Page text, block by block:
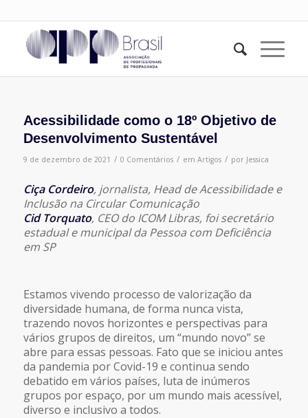
Acessibilidade como o 18º Objetivo de
Desenvolvimento Sustentável
9 de dezembro de 2021 / 0 Comentários / em Artigos / por Jessica
Ciça Cordeiro, jornalista, Head de Acessibilidade e
Inclusão na Circular Comunicação
Cid Torquato, CEO do ICOM Libras, foi secretário
estadual e municipal da Pessoa com Deficiência
em SP
Estamos vivendo processo de valorização da
diversidade humana, de forma nunca vista,
trazendo novos horizontes e perspectivas para
vários grupos de direitos, um “mundo novo” se
abre para essas pessoas. Fato que se iniciou antes
da pandemia por Covid-19 e continua sendo
debatido em vários países, luta de inúmeros
grupos por espaço, por um mundo mais acessível,
diverso e inclusivo a todos.